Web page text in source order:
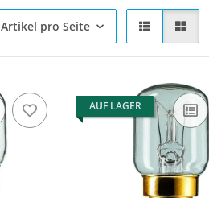
Artikel pro Seite
AUF LAGER